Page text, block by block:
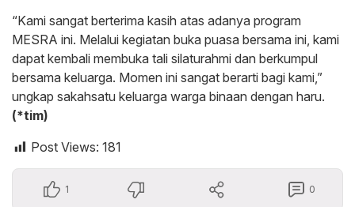
“Kami sangat berterima kasih atas adanya program
MESRA ini. Melalui kegiatan buka puasa bersama ini, kami
dapat kembali membuka tali silaturahmi dan berkumpul
bersama keluarga. Momen ini sangat berarti bagi kami,”
ungkap sakahsatu keluarga warga binaan dengan haru.
(*tim)
Post Views: 181
1 0